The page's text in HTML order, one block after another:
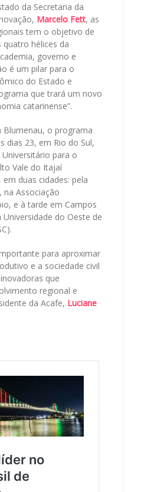
da Secretaria da
Marcelo Fett, as
tem o objetivo de
hélices da
governo e
é um pilar para o
do Estado e
que trará um novo
catarinense”.
o programa
dias 23, em Rio do Sul,
para o
Vale do Itajaí
duas cidades: pela
na Associação
e à tarde em Campos
do Oeste de
para aproximar
e a sociedade civil
que
regional e
da Acafe, Luciane